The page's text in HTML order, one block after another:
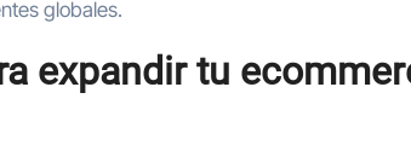
globales.
expandir tu